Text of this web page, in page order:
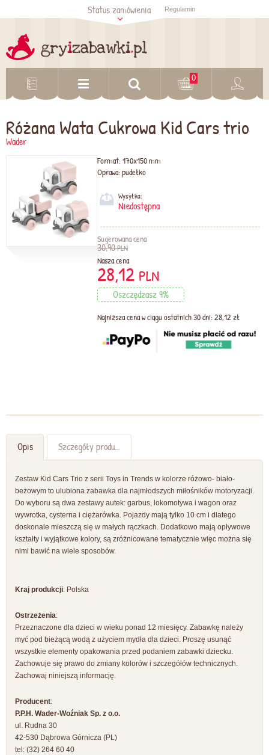
Sprawdź status
zamówienia
Status zamówienia Regulamin
0
Różana Wata Cukrowa Kid Cars trio
Wader
Format:170x150 mm
Oprawa:pudełko
Wysyłka:
Niedostępna
Sugerowana cena
30,90PLN
Nasza cena
28,12 PLN
Oszczędzasz 9%
Najniższa cena w ciągu ostatnich 30 dni: 28,12 zł
Opis Szczegóły produktu
Zestaw Kid Cars Trio z serii Toys in Trends w kolorze różowo- biało-
beżowym to ulubiona zabawka dla najmłodszych miłośników motoryzacji.
Do wyboru są dwa zestawy autek: garbus, lokomotywa i wagon oraz
wywrotka, cysterna i ciężarówka. Pojazdy mają tylko 10 cm i dlatego
doskonale mieszczą się w małych rączkach. Dodatkowo mają opływowe
kształty i wyjątkowe kolory, są zróżnicowane tematycznie więc można się
nimi bawić na wiele sposobów.
Kraj produkcji: Polska
Ostrzeżenia:
Przeznaczone dla dzieci w wieku ponad 12 miesięcy. Zabawkę należy
myć pod bieżącą wodą z użyciem mydła dla dzieci. Proszę usunąć
wszystkie elementy opakowania przed podaniem zabawki dziecku.
Zachowuje się prawo do zmiany kolorów i szczegółów technicznych.
Zachowaj niniejszą informację.
Producent:
P.P.H. Wader-Woźniak Sp. z o.o.
ul. Rudna 30
42-530 Dąbrowa Górnicza (PL)
tel: (32) 264 60 40